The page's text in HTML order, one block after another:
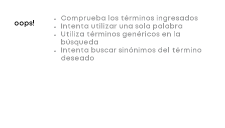
oops!
Comprueba los términos ingresados
Intenta utilizar una sola palabra
Utiliza términos genéricos en la
búsqueda
Intenta buscar sinónimos del término
deseado